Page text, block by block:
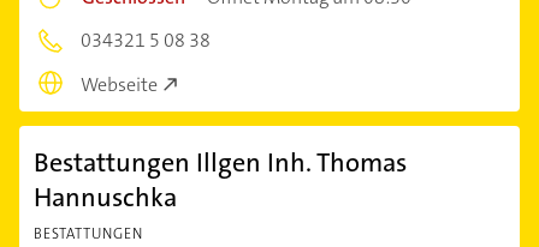
034321 5 08 38
Webseite
Bestattungen Illgen Inh. Thomas
Hannuschka
BESTATTUNGEN